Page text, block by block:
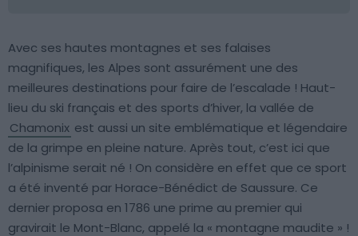
Avec ses hautes montagnes et ses falaises
magnifiques, les Alpes sont assurément une des
meilleures destinations pour faire de l’escalade ! Haut-
lieu du ski français et des sports d’hiver, la vallée de
Chamonix est aussi un site emblématique et légendaire
de la grimpe en pleine nature. Après tout, c’est ici que
l’alpinisme serait né ! On considère en effet que ce sport
a été inventé par Horace-Bénédict de Saussure. Ce
dernier proposa en 1786 une prime au premier qui
gravirait le Mont-Blanc, appelé la « montagne maudite » !